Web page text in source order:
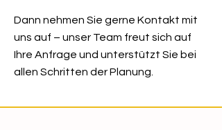
Dann nehmen Sie gerne Kontakt mit
uns auf – unser Team freut sich auf
Ihre Anfrage und unterstützt Sie bei
allen Schritten der Planung.